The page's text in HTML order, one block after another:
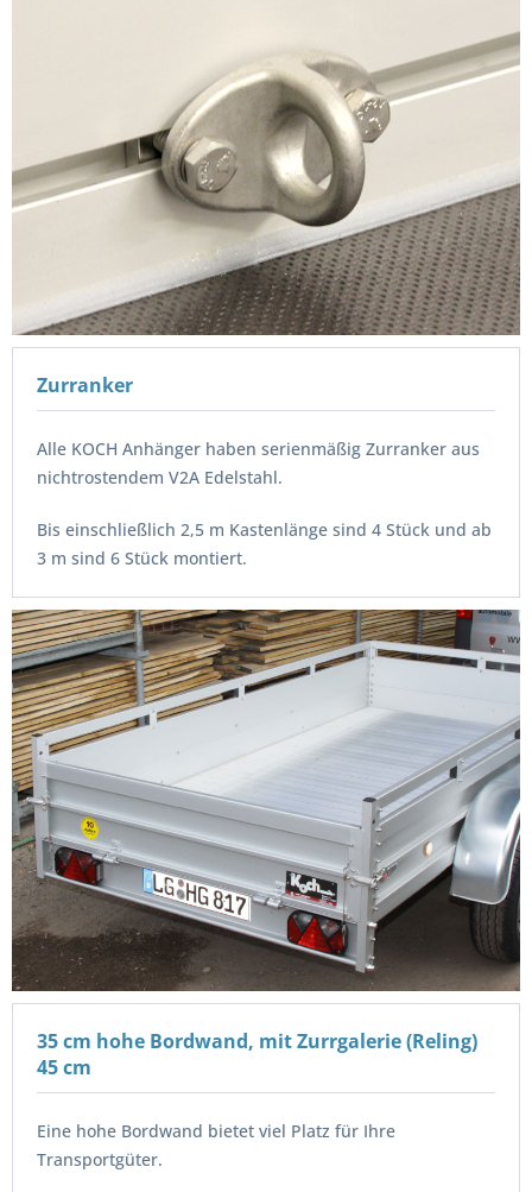
Zurranker
Alle KOCH Anhänger haben serienmäßig Zurranker aus
nichtrostendem V2A Edelstahl.
Bis einschließlich 2,5 m Kastenlänge sind 4 Stück und ab
3 m sind 6 Stück montiert.
35 cm hohe Bordwand, mit Zurrgalerie (Reling)
45 cm
Eine hohe Bordwand bietet viel Platz für Ihre
Transportgüter.